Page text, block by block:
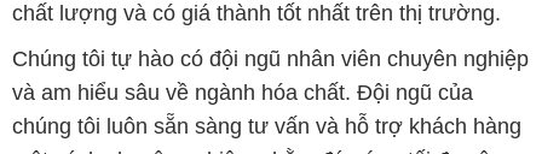
chất lượng và có giá thành tốt nhất trên thị trường.
Chúng tôi tự hào có đội ngũ nhân viên chuyên nghiệp
và am hiểu sâu về ngành hóa chất. Đội ngũ của
chúng tôi luôn sẵn sàng tư vấn và hỗ trợ khách hàng